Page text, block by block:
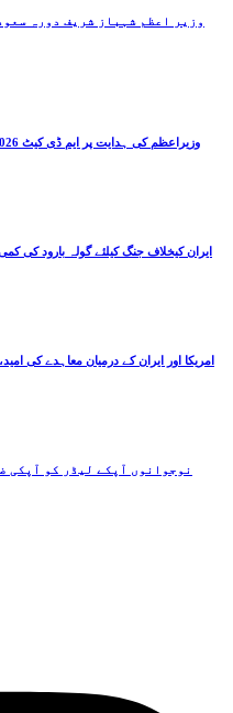
وزیر اعظم شہباز شریف دورہ
وزیراعظم کی ہدایت پر ایم ڈی کیٹ 2026 ملتوی، داخلہ ٹیسٹ کب ہوگا؟ تاریخ سامنے آگئی
ایران کیخلاف جنگ کیلئے گولہ بارود کی
امریکا اور ایران کے درمیان معاہدے کی